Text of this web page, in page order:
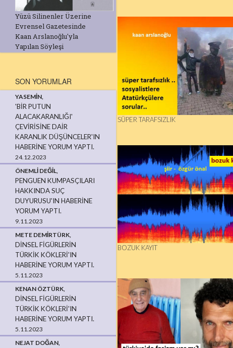
Yüzü Silinenler Üzerine
Evrensel Gazetesinde
Kaan Arslanoğlu'yla
Yapılan Söyleşi
SON YORUMLAR
YASEMIN,
'BİR PUTUN
ALACAKARANLIĞI'
ÇEVİRİSİNE DAİR
KARANLIK DÜŞÜNCELER'IN
HABERINE YORUM YAPTI.
24.12.2023
ÖNEMLI DEĞIL,
PENGUEN KUMPASÇILARI
HAKKINDA SUÇ
DUYURUSU'IN HABERINE
YORUM YAPTI.
9.11.2023
METE DEMIRTÜRK,
DINSEL FIGÜRLERIN
TÜRKIK KÖKLERI'IN
HABERINE YORUM YAPTI.
5.11.2023
KENAN ÖZTÜRK,
DINSEL FIGÜRLERIN
TÜRKIK KÖKLERI'IN
HABERINE YORUM YAPTI.
5.11.2023
NEJAT DOĞAN,
SÜPER TARAFSIZLIK
BOZUK KAYIT